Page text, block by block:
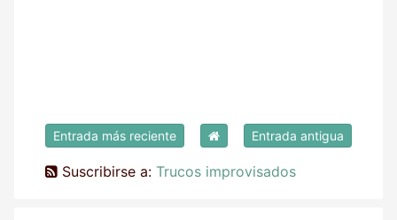
Entrada más reciente Entrada antigua
Suscribirse a: Trucos improvisados